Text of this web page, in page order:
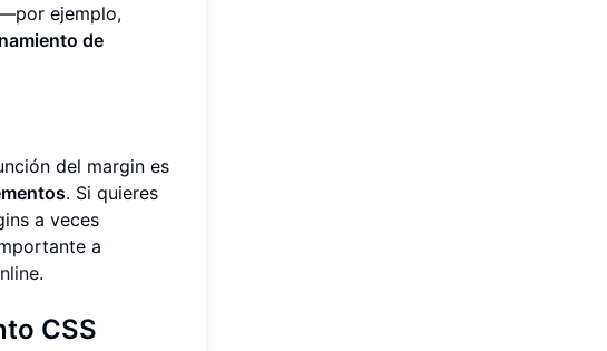
ejemplo,
de
del margin es
. Si quieres
a veces
a
.
CSS